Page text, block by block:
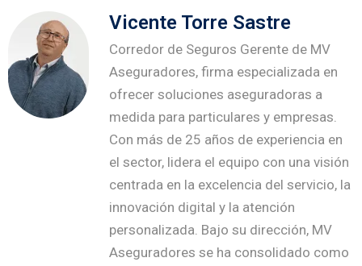
Vicente Torre Sastre
Corredor de Seguros Gerente de MV
Aseguradores, firma especializada en
ofrecer soluciones aseguradoras a
medida para particulares y empresas.
Con más de 25 años de experiencia en
el sector, lidera el equipo con una visión
centrada en la excelencia del servicio, la
innovación digital y la atención
personalizada. Bajo su dirección, MV
Aseguradores se ha consolidado como